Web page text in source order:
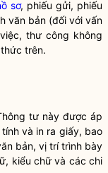
sơ, phiếu gửi, phiếu
văn bản (đối với vấn
thư công không
trên.
tư này được áp
và in ra giấy, bao
bản, vị trí trình bày
kiểu chữ và các chi